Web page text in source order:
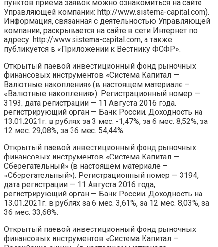
пунктов приема заявок можно ознакомиться на сайте
Управляющей компании: http://www.sistema-capital.com).
Информация, связанная с деятельностью Управляющей
компании, раскрывается на сайте в сети Интернет по
адресу: http://www.sistema-capital.com, а также
публикуется в «Приложении к Вестнику ФСФР».
Открытый паевой инвестиционный фонд рыночных
финансовых инструментов «Система Капитал —
Валютные накопления» (в настоящем материале –
«Валютные накопления»). Регистрационный номер —
3193, дата регистрации — 11 Августа 2016 года,
регистрирующий орган — Банк России. Доходность на
13.01.2021г. в рублях за 3 мес. -1,47%, за 6 мес. 8,52%, за
12 мес. 29,08%, за 36 мес. 54,44%.
Открытый паевой инвестиционный фонд рыночных
финансовых инструментов «Система Капитал —
Сберегательный» (в настоящем материале –
«Сберегательный»). Регистрационный номер — 3194,
дата регистрации — 11 Августа 2016 года,
регистрирующий орган — Банк России. Доходность на
13.01.2021г. в рублях за 6 мес. 3,61%, за 12 мес. 8,03%, за
36 мес. 33,68%.
Открытый паевой инвестиционный фонд рыночных
финансовых инструментов «Система Капитал –